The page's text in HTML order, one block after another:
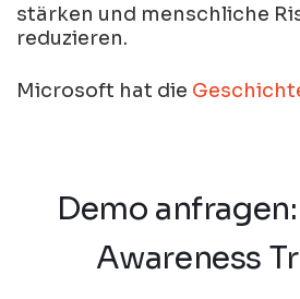
stärken und menschliche
reduzieren.
Microsoft hat die
Demo anfragen:
Awareness